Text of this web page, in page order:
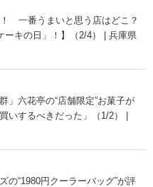
一番うまいと思う店はどこ？
ーキの日」！】（2/4） | 兵庫県
」六花亭の“店舗限定”お菓子が
するべきだった」（1/2） |
の“1980円クーラーバッグ”が評